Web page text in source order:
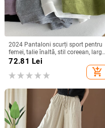
2024 Pantaloni scurți sport pentru
femei, talie înaltă, stil coreean, largi,
șnur, croială în formă de A
72.81 Lei
add_shopping_cart